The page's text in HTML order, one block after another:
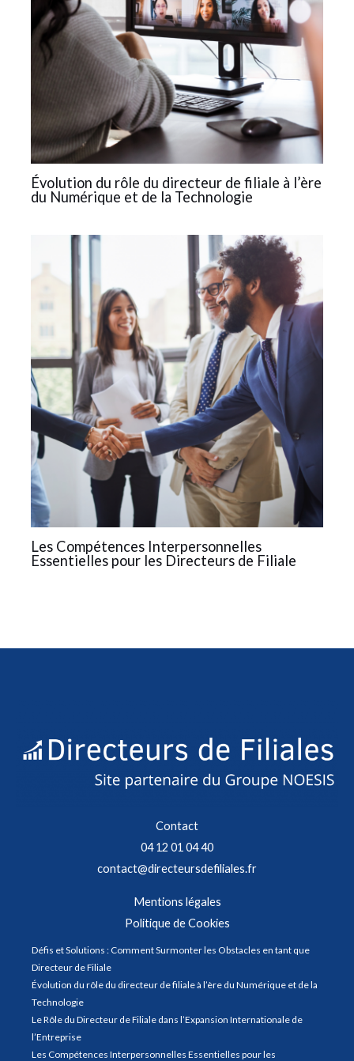
Évolution du rôle du directeur de filiale à l’ère
du Numérique et de la Technologie
Les Compétences Interpersonnelles
Essentielles pour les Directeurs de Filiale
Contact
04 12 01 04 40
contact@directeursdefiliales.fr
Mentions légales
Politique de Cookies
Défis et Solutions : Comment Surmonter les Obstacles en tant que
Directeur de Filiale
Évolution du rôle du directeur de filiale à l’ère du Numérique et de la
Technologie
Le Rôle du Directeur de Filiale dans l’Expansion Internationale de
l’Entreprise
Les Compétences Interpersonnelles Essentielles pour les